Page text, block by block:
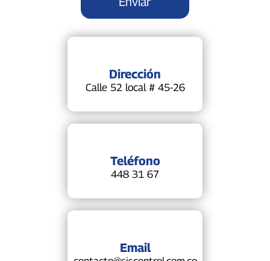
Dirección
Calle 52 local # 45-26
Teléfono
448 31 67
Email